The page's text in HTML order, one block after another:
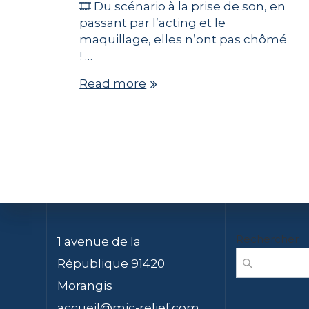
🎞️ Du scénario à la prise de son, en
passant par l’acting et le
maquillage, elles n’ont pas chômé
! …
Read more
1 avenue de la
République 91420
Morangis
Rechercher